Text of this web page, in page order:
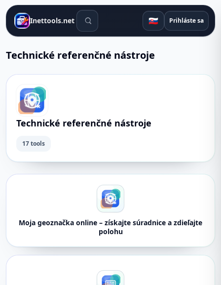
Inettools.net Vyhľadávacie nástroje
🇸🇰 Prihláste sa
Technické referenčné nástroje
Technické referenčné nástroje
17 tools
Moja geoznačka online – získajte súradnice a zdieľajte
polohu